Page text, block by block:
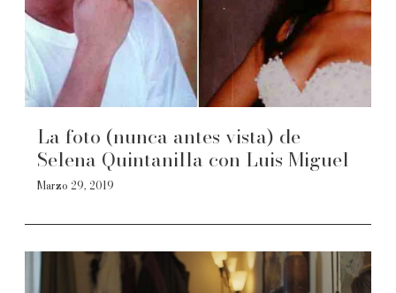
La foto (nunca antes vista) de
Selena Quintanilla con Luis Miguel
Marzo 29, 2019